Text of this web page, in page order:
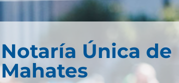
Notaría Única de
Mahates